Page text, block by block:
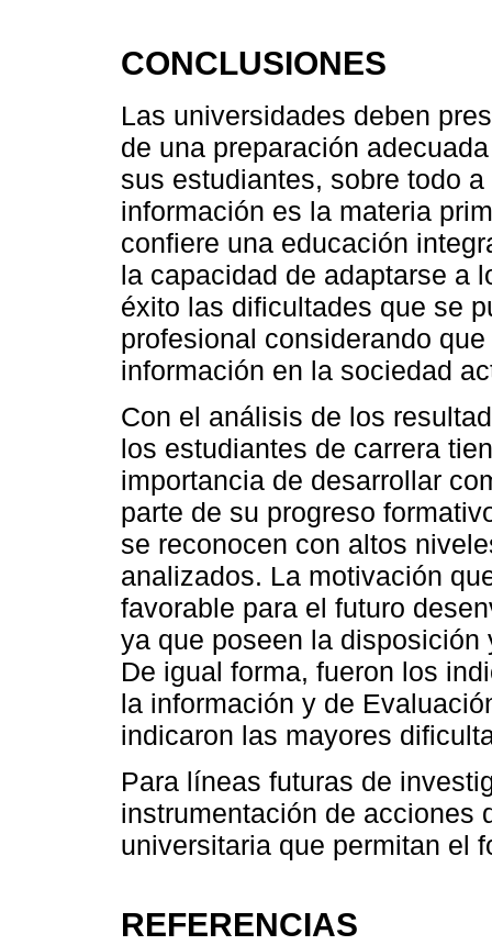
CONCLUSIONES
Las universidades deben
de una preparación
sus estudiantes, sobre todo
información es la materia
confiere una educación
la capacidad de adaptarse a
éxito las dificultades que se
profesional considerando
información en la sociedad
Con el análisis de los
los estudiantes de carrera
importancia de desarrollar
parte de su progreso
se reconocen con altos
analizados. La motivación
favorable para el futuro
ya que poseen la disposición
De igual forma, fueron los
la información y de
indicaron las mayores
Para líneas futuras de
instrumentación de acciones
universitaria que permitan el
REFERENCIAS